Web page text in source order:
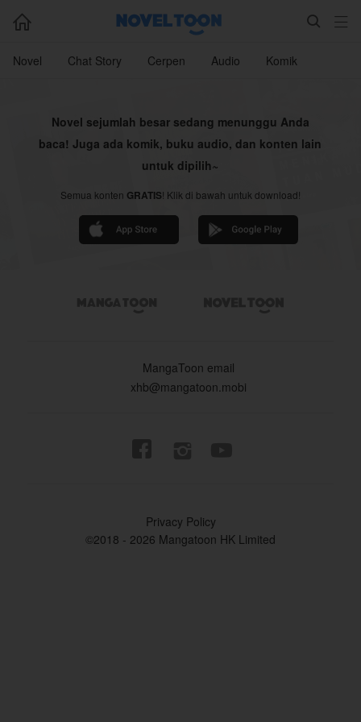
  
Novel Chat Story Cerpen Audio Komik
Novel sejumlah besar sedang menunggu Anda
baca! Juga ada komik, buku audio, dan konten lain
untuk dipilih~
Semua konten GRATIS! Klik di bawah untuk download!
MangaToon email
xhb@mangatoon.mobi
Privacy Policy
©2018 - 2026 Mangatoon HK Limited